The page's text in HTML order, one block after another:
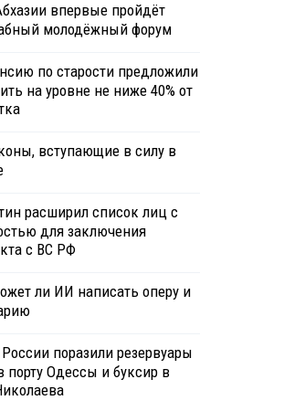
впервые пройдёт
молодёжный форум
по старости предложили
на уровне не ниже 40% от
вступающие в силу в
расширил список лиц с
для заключения
с ВС РФ
ли ИИ написать оперу и
поразили резервуары
порту Одессы и буксир в